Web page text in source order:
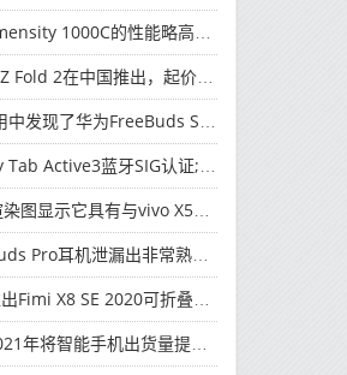
的性能略高于Snapdragon 765G
2在中国推出，起价为16,999元
现了华为FreeBuds Studio耳机
蓝牙SIG认证; 发布可能快要结束了
它具有与vivo X50 Pro类似的后部设计
Pro耳机泄漏出非常熟悉的设计
X8 SE 2020可折叠无人机
将智能手机出货量提高至3亿部